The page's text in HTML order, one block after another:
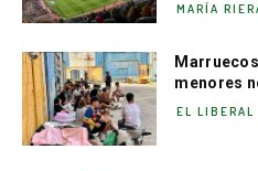
MARÍA
menores
EL LIBERAL